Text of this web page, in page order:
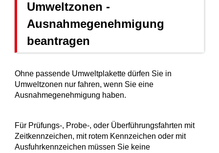
Umweltzonen -
Ausnahmegenehmigung
beantragen
Ohne passende Umweltplakette dürfen Sie in
Umweltzonen nur fahren, wenn Sie eine
Ausnahmegenehmigung haben.
Für Prüfungs-, Probe-, oder Überführungsfahrten mit
Zeitkennzeichen, mit rotem Kennzeichen oder mit
Ausfuhrkennzeichen müssen Sie keine